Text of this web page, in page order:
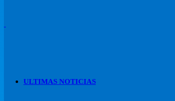
ULTIMAS NOTICIAS